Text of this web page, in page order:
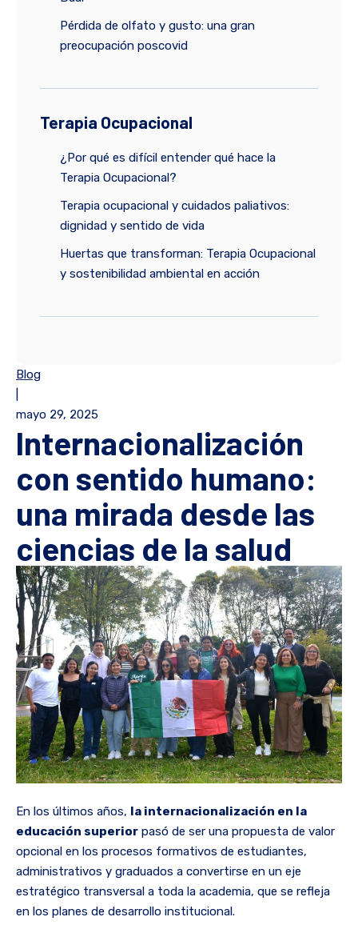
Pérdida de olfato y gusto: una gran
preocupación poscovid
Terapia Ocupacional
¿Por qué es difícil entender qué hace la
Terapia Ocupacional?
Terapia ocupacional y cuidados paliativos:
dignidad y sentido de vida
Huertas que transforman: Terapia Ocupacional
y sostenibilidad ambiental en acción
Blog
mayo 29, 2025
Internacionalización
con sentido humano:
una mirada desde las
ciencias de la salud
En los últimos años, la internacionalización en la
educación superior pasó de ser una propuesta de valor
opcional en los procesos formativos de estudiantes,
administrativos y graduados a convertirse en un eje
estratégico transversal a toda la academia, que se refleja
en los planes de desarrollo institucional.